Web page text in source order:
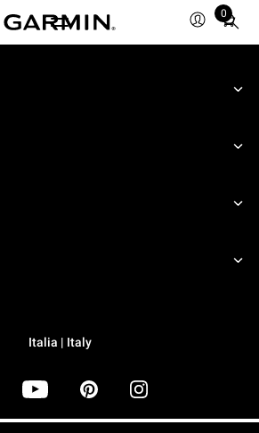
0
Total
items
cart:
Italia | Italy